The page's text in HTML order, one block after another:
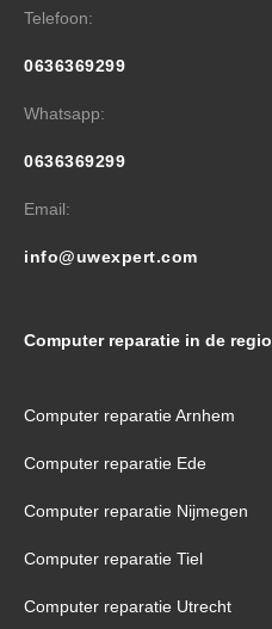
Telefoon:
0636369299
Whatsapp:
0636369299
Email:
info@uwexpert.com
Computer reparatie in de regio
Computer reparatie Arnhem
Computer reparatie Ede
Computer reparatie Nijmegen
Computer reparatie Tiel
Computer reparatie Utrecht